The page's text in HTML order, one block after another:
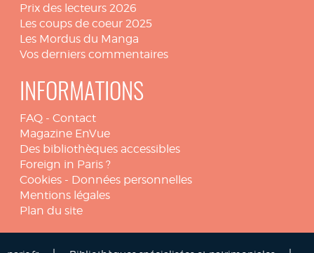
Prix des lecteurs 2026
Les coups de coeur 2025
Les Mordus du Manga
Vos derniers commentaires
INFORMATIONS
FAQ - Contact
Magazine EnVue
Des bibliothèques accessibles
Foreign in Paris ?
Cookies - Données personnelles
Mentions légales
Plan du site